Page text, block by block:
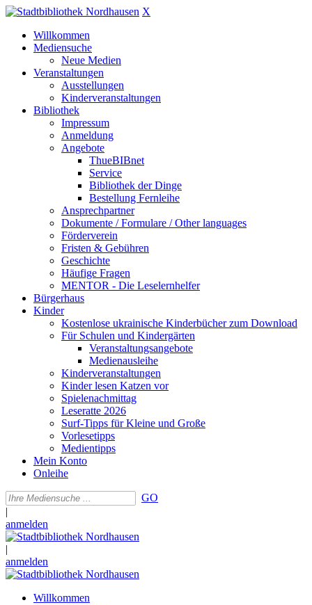
X
Willkommen
Mediensuche
Neue Medien
Veranstaltungen
Ausstellungen
Kinderveranstaltungen
Bibliothek
Impressum
Anmeldung
Angebote
ThueBIBnet
Service
Bibliothek der Dinge
Bestellung Fernleihe
Ansprechpartner
Dokumente / Formulare / Other languages
Förderverein
Fristen & Gebühren
Geschichte
Häufige Fragen
MENTOR - Die Leselernhelfer
Bürgerhaus
Kinder
Kostenlose ukrainische Kinderbücher zum Download
Für Schulen und Kindergärten
Veranstaltungsangebote
Medienausleihe
Kinderveranstaltungen
Kinder lesen Katzen vor
Spielenachmittag
Leseratte 2026
Surf-Tipps für Kleine und Große
Vorlesetipps
Medientipps
Mein Konto
Onleihe
GO
|
anmelden
|
anmelden
Willkommen